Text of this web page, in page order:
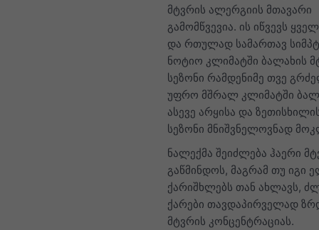
მტვრის ალერგიის მთავარი
გამომწვევია. ის იწვევს
და რთულად სამართავ
ნოტიო კლიმატში ბალახის
სეზონი რამდენიმე თვე
უფრო მშრალ კლიმატში
ასევე არყისა და
სეზონი მნიშვნელოვნად
ნალექმა შეიძლება ჰაერი
გაწმინდოს, მაგრამ თუ იგი
ქარიშხლებს თან ახლავს,
ქარები თავდაპირველად
მტვრის კონცენტრაციას.